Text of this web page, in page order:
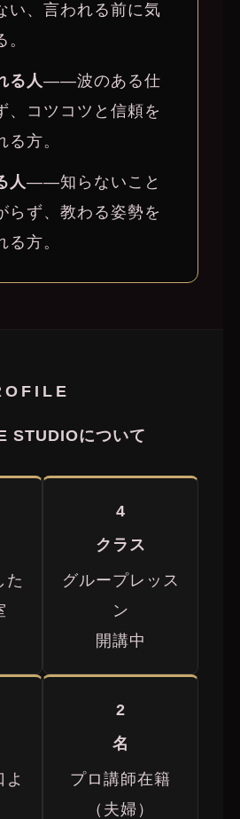
い、言われる前に気
る人——波のある仕
、コツコツと信頼を
方。
人——知らないこと
らず、教わる姿勢を
方。
STUDIOについて
た
4
クラス
グループレッス
ン
開講中
よ
2
名
プロ講師在籍
（夫婦）